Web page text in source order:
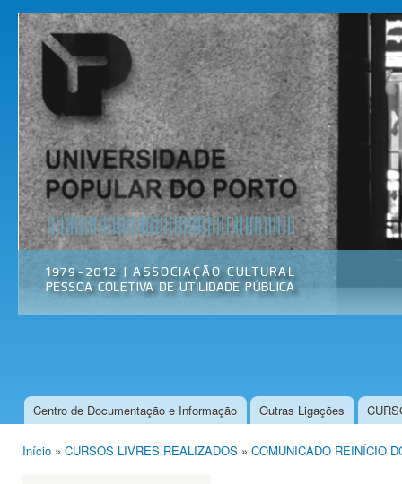
Universidade
Popular do
Porto
Associação
Cultural
Menu principal
Centro de Documentação e Informação Outras Ligações
Início » CURSOS LIVRES REALIZADOS » COMUNICADO REINÍCIO